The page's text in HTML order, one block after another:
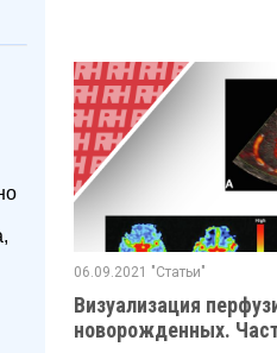
06.09.2021 "Статьи"
Визуализация
новорожденных.